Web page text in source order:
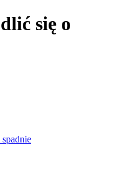
się o